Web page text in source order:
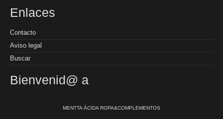
Enlaces
Contacto
Aviso legal
Buscar
Bienvenid@ a
MENTTA ÁCIDA ROPA&COMPLEMENTOS